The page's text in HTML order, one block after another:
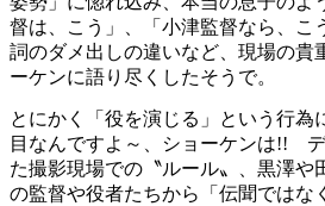
督は、こう」、「小津監督なら、
詞のダメ出しの違いなど、現場の貴
ーケンに語り尽くしたそうで。
とにかく「役を演じる」という行為
目なんですよ～、ショーケンは!!
た撮影現場での〝ルール〟、黒澤や
の監督や役者たちから「伝聞ではな